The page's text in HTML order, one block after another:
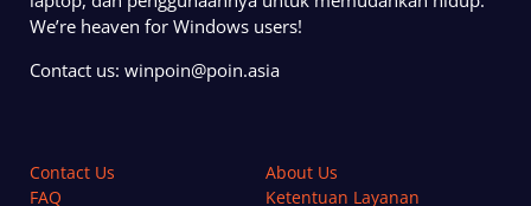
We’re heaven for Windows users!
Contact us: winpoin@poin.asia
Contact Us
About Us
FAQ
Ketentuan Layanan